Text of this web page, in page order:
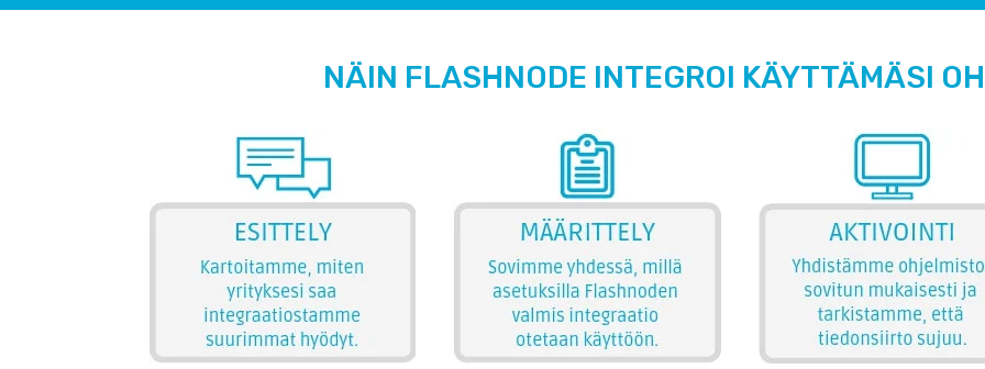
NÄIN FLASHNODE INTEGROI KÄYTTÄMÄSI